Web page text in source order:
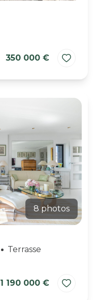
350 000 €
8 photos
Terrasse
1 190 000 €